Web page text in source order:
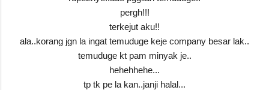
pergh!!!
terkejut aku!!
ala..korang jgn la ingat temuduge keje company besar lak..
temuduge kt pam minyak je..
hehehhehe...
tp tk pe la kan..janji halal...